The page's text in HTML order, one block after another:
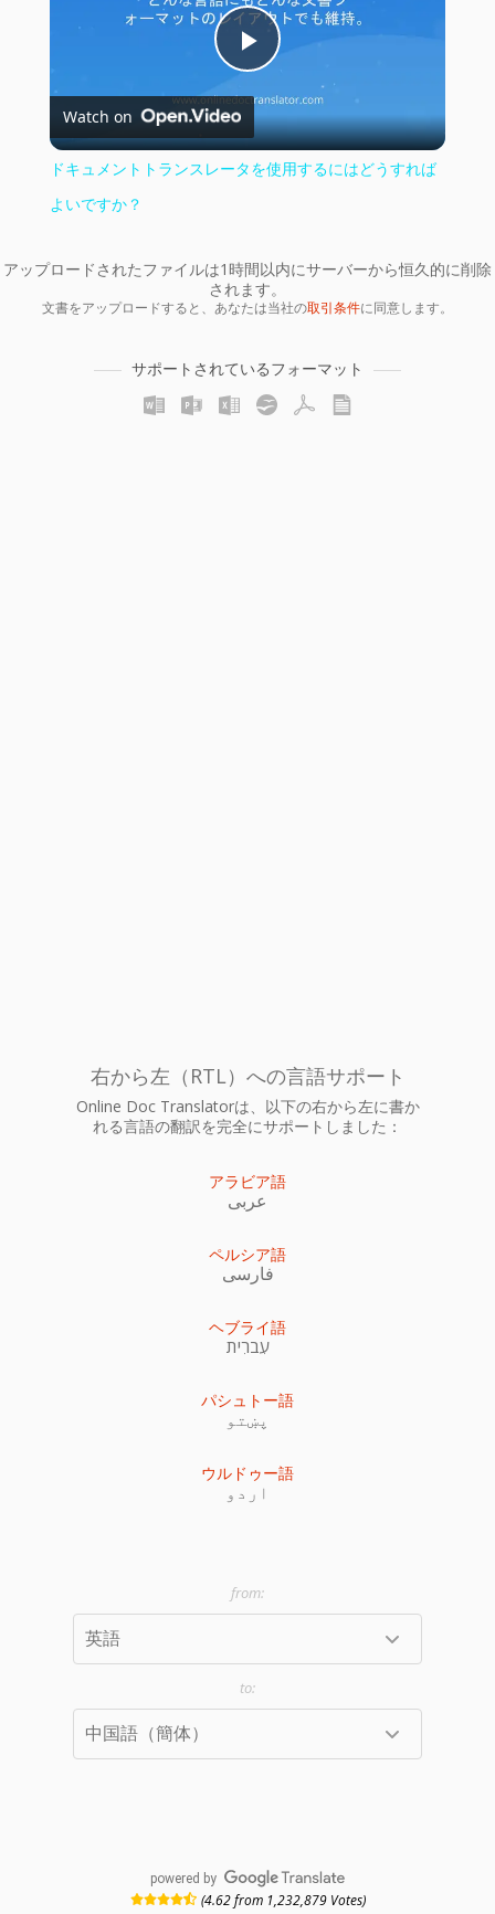
Play
Video
Watch on
ドキュメントトランスレータを使用するにはどうすれば
よいですか？
アップロードされたファイルは1時間以内にサーバーから恒久的に削除
されます。
文書をアップロードすると、あなたは当社の取引条件に同意します。
サポートされているフォーマット
右から左（RTL）への言語サポート
Online Doc Translatorは、以下の右から左に書か
れる言語の翻訳を完全にサポートしました：
アラビア語
عربى
ペルシア語
فارسی
ヘブライ語
עִברִית
パシュトー語
پښتو
ウルドゥー語
اردو
powered by
(4.62 from 1,232,879 Votes)